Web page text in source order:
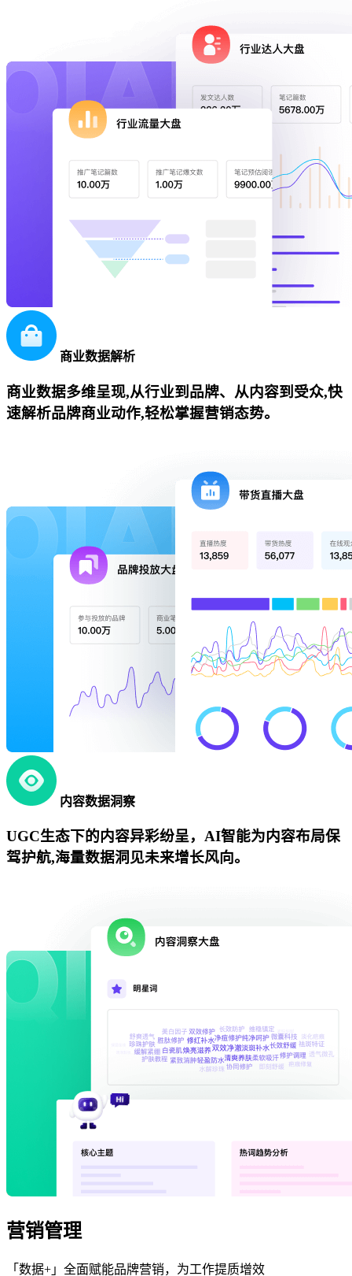
商业数据解析
商业数据多维呈现,从行业到品牌、从内容到受众,快
速解析品牌商业动作,轻松掌握营销态势。
内容数据洞察
UGC生态下的内容异彩纷呈，AI智能为内容布局保
驾护航,海量数据洞见未来增长风向。
营销管理
「数据+」全面赋能品牌营销，为工作提质增效